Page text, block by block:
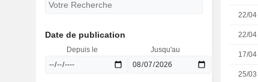
22/04
22/04
17/04
25/03
Date de publication
Depuis le Jusqu'au